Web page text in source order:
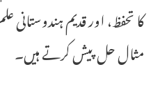
کا تحفظ، اور قدیم ہندوستانی
مثال حل پیش کرتے ہیں۔